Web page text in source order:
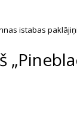
istabas paklājiņi